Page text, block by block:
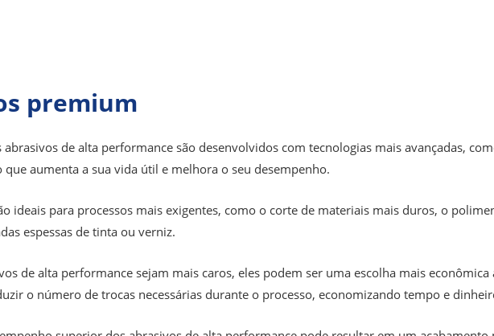
premium
de alta performance são desenvolvidos com tecnologias mais avançadas,
que aumenta a sua vida útil e melhora o seu desempenho.
ideais para processos mais exigentes, como o corte de materiais mais duros, o
espessas de tinta ou verniz.
de alta performance sejam mais caros, eles podem ser uma escolha mais
o número de trocas necessárias durante o processo, economizando tempo e